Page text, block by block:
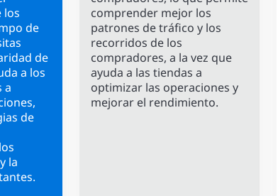
los
de
de
a los
a
de
la
comprender mejor los
patrones de tráfico y los
recorridos de los
compradores, a la vez que
ayuda a las tiendas a
optimizar las operaciones y
mejorar el rendimiento.